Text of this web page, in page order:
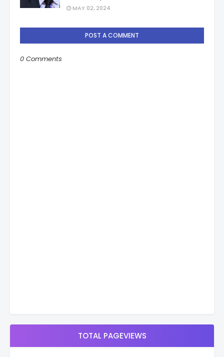
MAY 02, 2024
POST A COMMENT
0 Comments
TOTAL PAGEVIEWS